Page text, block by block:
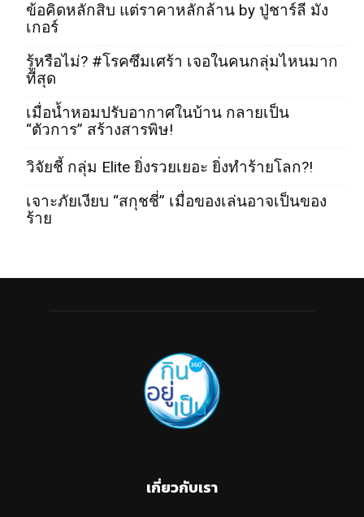
ข้อคิดหลักสิบ แต่ราคาหลักล้าน by ปู่ชาร์ลี มัง
เกอร์
รู้หรือไม่? #โรคซึมเศร้า เจอในคนกลุ่มไหนมาก
ที่สุด
เมื่อน้ำหอมปรับอากาศในบ้าน กลายเป็น
“ตัวการ” สร้างสารพิษ!
วิจัยชี้ กลุ่ม Elite ยิ่งรวยเยอะ ยิ่งทำร้ายโลก?!
เจาะภัยเงียบ “สกุชชี่” เมื่อของเล่นอาจเป็นของ
ร้าย
เกี่ยวกับเรา